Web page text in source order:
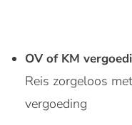
OV of KM
Reis zorgeloos
vergoeding